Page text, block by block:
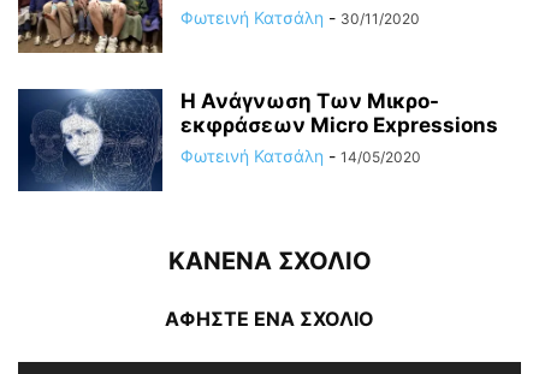
Φωτεινή Κατσάλη - 30/11/2020
Η Ανάγνωση Των Μικρο-
εκφράσεων Micro Expressions
Φωτεινή Κατσάλη - 14/05/2020
ΚΑΝΕΝΑ ΣΧΟΛΙΟ
ΑΦΗΣΤΕ ΕΝΑ ΣΧΟΛΙΟ